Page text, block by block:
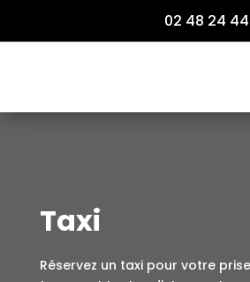
02 48 24
Taxi
Réservez un taxi pour votre